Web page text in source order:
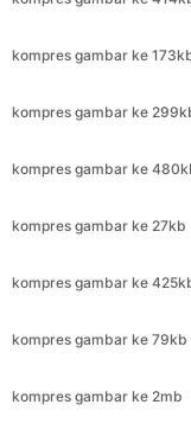
kompres gambar ke 299kb
kompres gambar ke 480kb
kompres gambar ke 27kb
kompres gambar ke 425kb
kompres gambar ke 79kb
kompres gambar ke 2mb
kompres gambar ke 1mb
kompres gambar ke 1.5mb